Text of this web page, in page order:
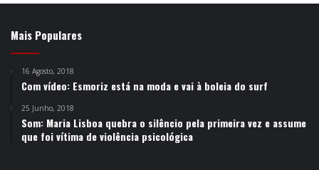
Mais Populares
16 Agosto, 2018
Com vídeo: Esmoriz está na moda e vai à boleia do surf
25 Junho, 2018
Som: Maria Lisboa quebra o silêncio pela primeira vez e assume
que foi vítima de violência psicológica